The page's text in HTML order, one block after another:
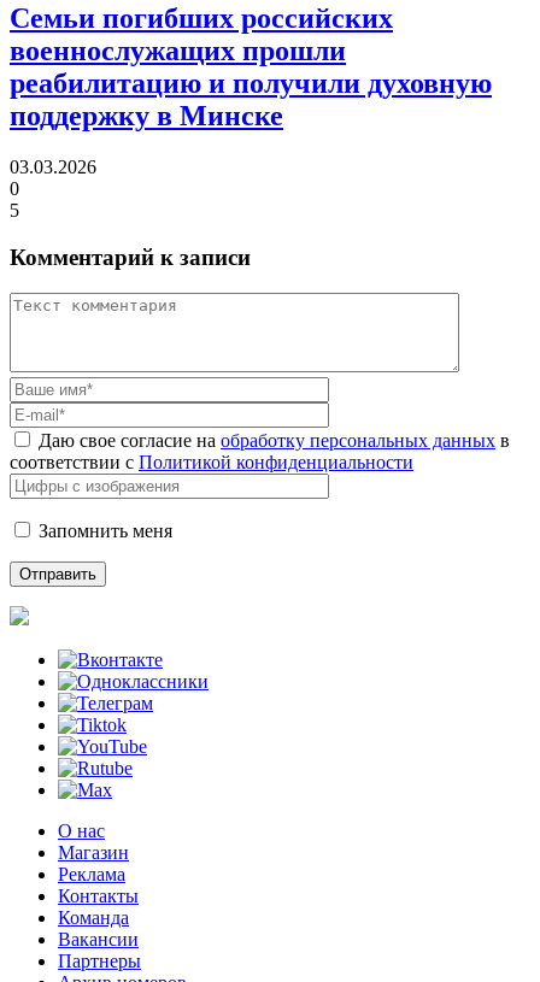
Семьи погибших российских
военнослужащих прошли
реабилитацию и получили духовную
поддержку в Минске
03.03.2026
0
5
Комментарий к записи
Даю свое согласие на обработку персональных данных в
соответствии с Политикой конфиденциальности
Запомнить меня
О нас
Магазин
Реклама
Контакты
Команда
Вакансии
Партнеры